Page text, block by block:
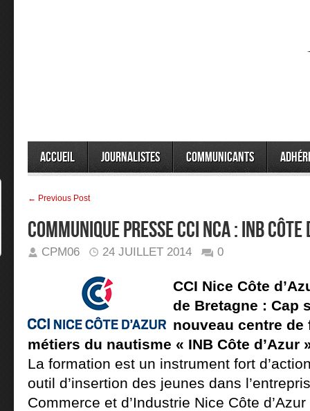
Accueil Journalistes Communicants
← Previous Post
COMMUNIQUE PRESSE CCI NCA : INB CÔTE
CPM06 24 JUILLET 2014 0
CCI Nice Côte
de Bretagne : Cap
nouveau centre
métiers du nautisme « INB Côte d’Azur
La formation est un instrument fort
outil d’insertion des jeunes dans
Commerce et d’Industrie Nice Côte